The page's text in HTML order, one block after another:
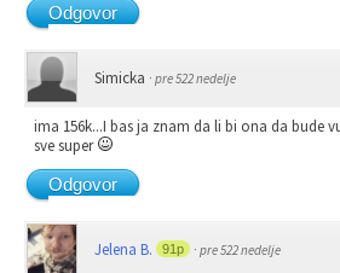
Odgovor
Simicka · pre 522 nedelje
ima 156k...I bas ja znam da li bi ona da bude
sve super
Odgovor
Jelena B. 91p · pre 522 nedelje